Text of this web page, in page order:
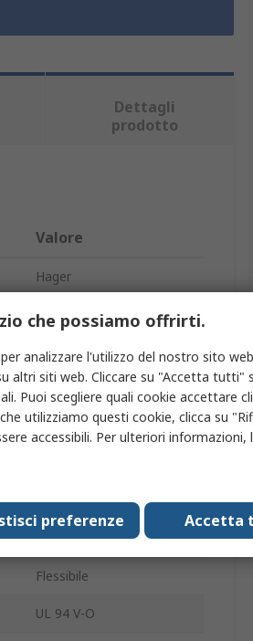
Dettagli
prodotto
Valore
Hager
Canalina per cavi
41mm
44mm
Grigio
Adesivo
500.00mm
Flessibile
UL 94 V-O
che possiamo offrirti.
analizzare l'utilizzo del nostro sito
altri siti web. Cliccare su "Accetta tutti"
Puoi scegliere quali cookie accettare
utilizziamo questi cookie, clicca su
accessibili. Per ulteriori informazioni,
Accetta
preferenze